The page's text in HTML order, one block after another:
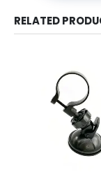
RELATED